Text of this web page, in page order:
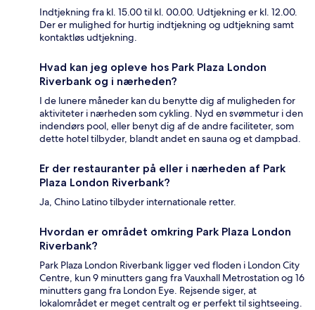
Indtjekning fra kl. 15.00 til kl. 00.00. Udtjekning er kl. 12.00.
Der er mulighed for hurtig indtjekning og udtjekning samt
kontaktløs udtjekning.
Hvad kan jeg opleve hos Park Plaza London
Riverbank og i nærheden?
I de lunere måneder kan du benytte dig af muligheden for
aktiviteter i nærheden som cykling. Nyd en svømmetur i den
indendørs pool, eller benyt dig af de andre faciliteter, som
dette hotel tilbyder, blandt andet en sauna og et dampbad.
Er der restauranter på eller i nærheden af Park
Plaza London Riverbank?
Ja, Chino Latino tilbyder internationale retter.
Hvordan er området omkring Park Plaza London
Riverbank?
Park Plaza London Riverbank ligger ved floden i London City
Centre, kun 9 minutters gang fra Vauxhall Metrostation og 16
minutters gang fra London Eye. Rejsende siger, at
lokalområdet er meget centralt og er perfekt til sightseeing.